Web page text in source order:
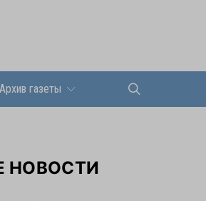
Архив газеты
НОВОСТИ